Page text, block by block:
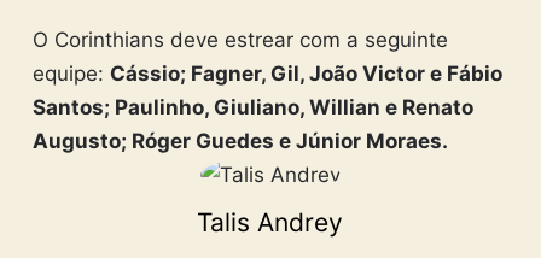
O Corinthians deve estrear com a seguinte
equipe: Cássio; Fagner, Gil, João Victor e Fábio
Santos; Paulinho, Giuliano, Willian e Renato
Augusto; Róger Guedes e Júnior Moraes.
Talis Andrey